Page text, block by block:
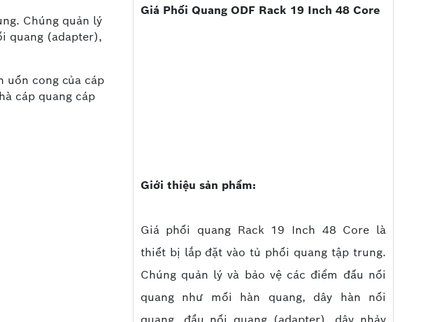
Chúng quản lý
quang (adapter),
uốn cong của cáp
cáp quang cáp
Giá Phối Quang ODF Rack 19 Inch 48 Core
Giới thiệu sản phẩm:
Giá phối quang Rack 19 Inch 48 Core là
thiết bị lắp đặt vào tủ phối quang tập trung.
Chúng quản lý và bảo vệ các điểm đấu nối
quang như mối hàn quang, dây hàn nối